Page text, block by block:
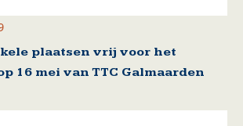
plaatsen vrij voor het
16 mei van TTC Galmaarden